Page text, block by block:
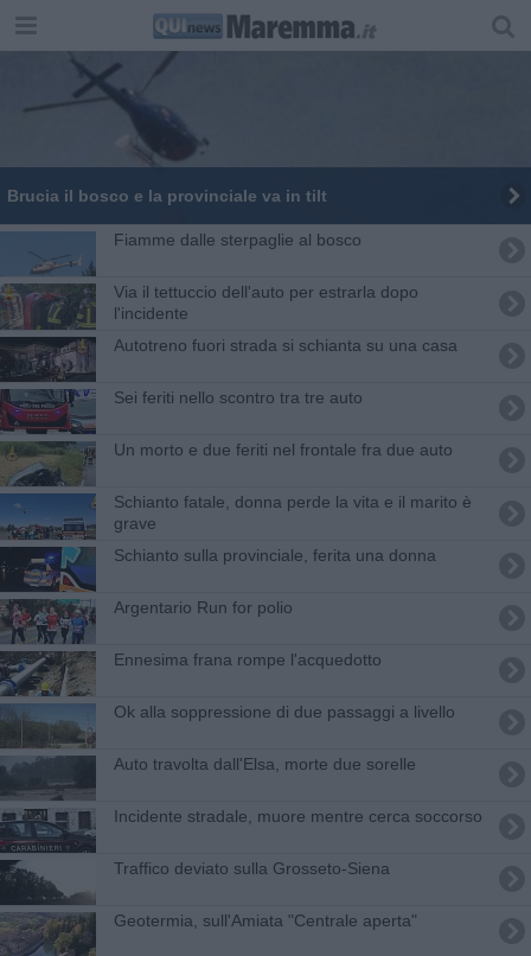
Brucia il bosco e la provinciale va in tilt
Fiamme dalle sterpaglie al bosco
Via il tettuccio dell'auto per estrarla dopo
l'incidente
Autotreno fuori strada si schianta su una casa
Sei feriti nello scontro tra tre auto
Un morto e due feriti nel frontale fra due auto
Schianto fatale, donna perde la vita e il marito è
grave
Schianto sulla provinciale, ferita una donna
Argentario Run for polio
Ennesima frana rompe l'acquedotto
Ok alla soppressione di due passaggi a livello
Auto travolta dall'Elsa, morte due sorelle
Incidente stradale, muore mentre cerca soccorso
Traffico deviato sulla Grosseto-Siena
Geotermia, sull'Amiata "Centrale aperta"